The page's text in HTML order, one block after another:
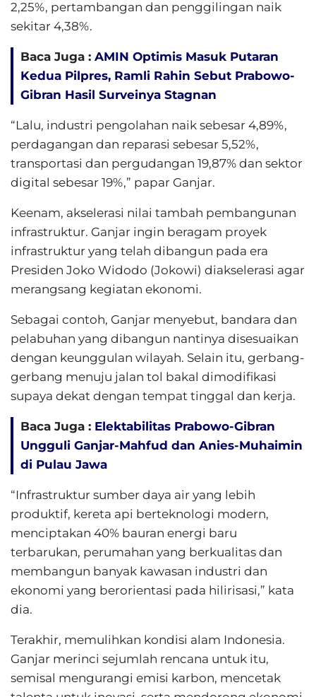
2,25%, pertambangan dan penggilingan naik
sekitar 4,38%.
Baca Juga : AMIN Optimis Masuk Putaran
Kedua Pilpres, Ramli Rahin Sebut Prabowo-
Gibran Hasil Surveinya Stagnan
“Lalu, industri pengolahan naik sebesar 4,89%,
perdagangan dan reparasi sebesar 5,52%,
transportasi dan pergudangan 19,87% dan sektor
digital sebesar 19%,” papar Ganjar.
Keenam, akselerasi nilai tambah pembangunan
infrastruktur. Ganjar ingin beragam proyek
infrastruktur yang telah dibangun pada era
Presiden Joko Widodo (Jokowi) diakselerasi agar
merangsang kegiatan ekonomi.
Sebagai contoh, Ganjar menyebut, bandara dan
pelabuhan yang dibangun nantinya disesuaikan
dengan keunggulan wilayah. Selain itu, gerbang-
gerbang menuju jalan tol bakal dimodifikasi
supaya dekat dengan tempat tinggal dan kerja.
Baca Juga : Elektabilitas Prabowo-Gibran
Ungguli Ganjar-Mahfud dan Anies-Muhaimin
di Pulau Jawa
“Infrastruktur sumber daya air yang lebih
produktif, kereta api berteknologi modern,
menciptakan 40% bauran energi baru
terbarukan, perumahan yang berkualitas dan
membangun banyak kawasan industri dan
ekonomi yang berorientasi pada hilirisasi,” kata
dia.
Terakhir, memulihkan kondisi alam Indonesia.
Ganjar merinci sejumlah rencana untuk itu,
semisal mengurangi emisi karbon, mencetak